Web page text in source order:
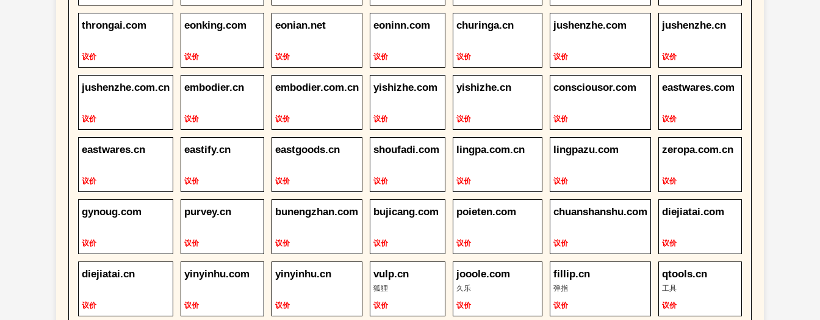
throngai.com
议价
eonking.com
议价
eonian.net
议价
eoninn.com
议价
churinga.cn
议价
jushenzhe.com
议价
jushenzhe.cn
议价
jushenzhe.com.cn
议价
embodier.cn
议价
embodier.com.cn
议价
yishizhe.com
议价
yishizhe.cn
议价
consciousor.com
议价
eastwares.com
议价
eastwares.cn
议价
eastify.cn
议价
eastgoods.cn
议价
shoufadi.com
议价
lingpa.com.cn
议价
lingpazu.com
议价
zeropa.com.cn
议价
gynoug.com
议价
purvey.cn
议价
bunengzhan.com
议价
bujicang.com
议价
poieten.com
议价
chuanshanshu.com
议价
diejiatai.com
议价
diejiatai.cn
议价
yinyinhu.com
议价
yinyinhu.cn
议价
vulp.cn
狐狸
议价
jooole.com
久乐
议价
fillip.cn
弹指
议价
qtools.cn
工具
议价